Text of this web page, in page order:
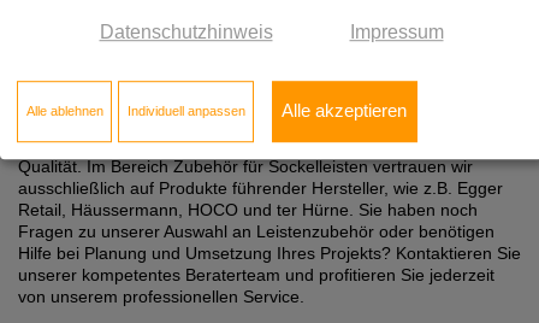
Ergebnisse.
Ihr zuverlässiger Partner
In Ihrem Klöpfer OnlineShop finden Sie für eine reibungslose und
zügige Ausführung Ihrer Arbeiten stets Artikel von höchster
Qualität. Im Bereich Zubehör für Sockelleisten vertrauen wir
ausschließlich auf Produkte führender Hersteller, wie z.B. Egger
Retail, Häussermann, HOCO und ter Hürne. Sie haben noch
Fragen zu unserer Auswahl an Leistenzubehör oder benötigen
Hilfe bei Planung und Umsetzung Ihres Projekts? Kontaktieren Sie
unserer kompetentes Beraterteam und profitieren Sie jederzeit
von unserem professionellen Service.
Datenschutzhinweis Impressum
Alle ablehnen Individuell anpassen Alle akzeptieren